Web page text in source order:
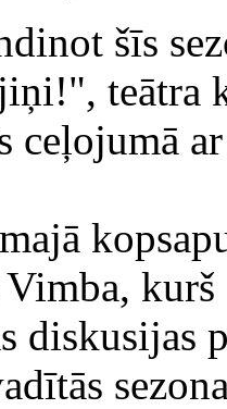
šīs
teātra
ceļojumā
diskusijas